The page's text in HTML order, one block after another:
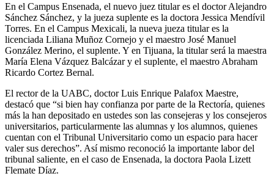
En el Campus Ensenada, el nuevo juez titular es el doctor Alejandro
Sánchez Sánchez, y la jueza suplente es la doctora Jessica Mendívil
Torres. En el Campus Mexicali, la nueva jueza titular es la
licenciada Liliana Muñoz Cornejo y el maestro José Manuel
González Merino, el suplente. Y en Tijuana, la titular será la maestra
María Elena Vázquez Balcázar y el suplente, el maestro Abraham
Ricardo Cortez Bernal.
El rector de la UABC, doctor Luis Enrique Palafox Maestre,
destacó que “si bien hay confianza por parte de la Rectoría, quienes
más la han depositado en ustedes son las consejeras y los consejeros
universitarios, particularmente las alumnas y los alumnos, quienes
cuentan con el Tribunal Universitario como un espacio para hacer
valer sus derechos”. Así mismo reconoció la importante labor del
tribunal saliente, en el caso de Ensenada, la doctora Paola Lizett
Flemate Díaz.